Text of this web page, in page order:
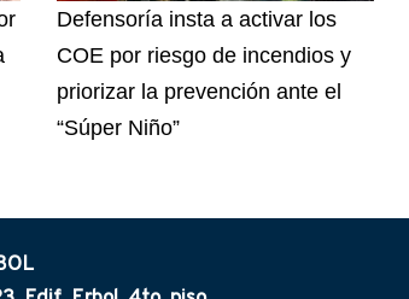
Defensoría insta a activar los
COE por riesgo de incendios y
priorizar la prevención ante el
“Súper Niño”